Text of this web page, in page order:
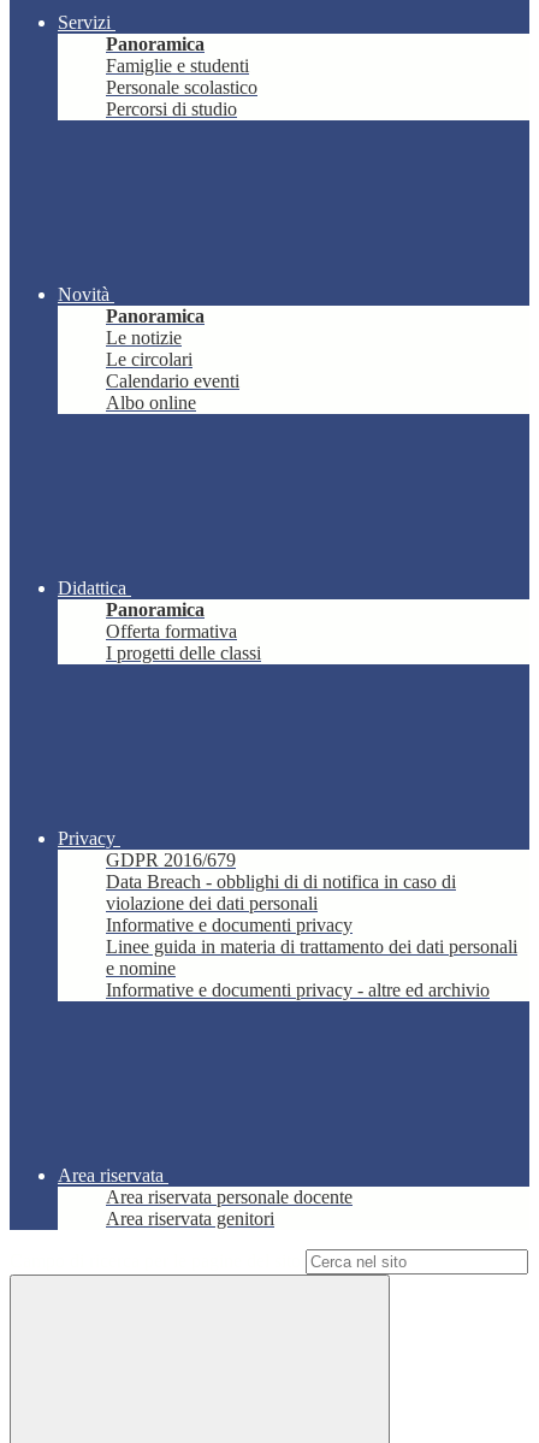
Servizi
Panoramica
Famiglie e studenti
Personale scolastico
Percorsi di studio
Novità
Panoramica
Le notizie
Le circolari
Calendario eventi
Albo online
Didattica
Panoramica
Offerta formativa
I progetti delle classi
Privacy
GDPR 2016/679
Data Breach - obblighi di di notifica in caso di
violazione dei dati personali
Informative e documenti privacy
Linee guida in materia di trattamento dei dati personali
e nomine
Informative e documenti privacy - altre ed archivio
Area riservata
Area riservata personale docente
Area riservata genitori